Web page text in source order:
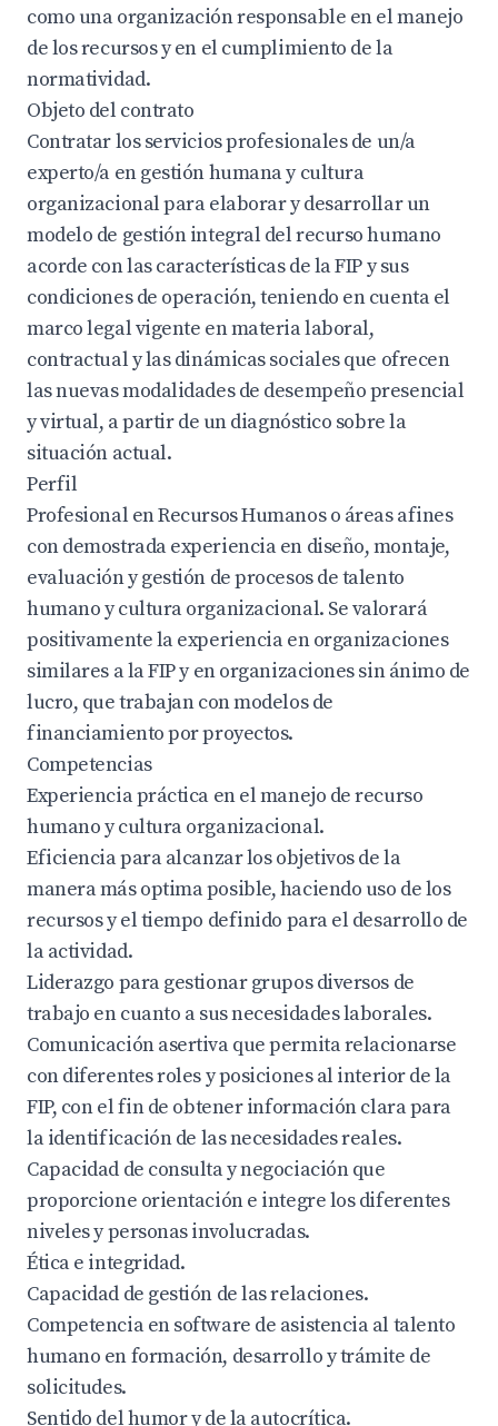
como una organización responsable en el manejo
de los recursos y en el cumplimiento de la
normatividad.
Objeto del contrato
Contratar los servicios profesionales de un/a
experto/a en gestión humana y cultura
organizacional para elaborar y desarrollar un
modelo de gestión integral del recurso humano
acorde con las características de la FIP y sus
condiciones de operación, teniendo en cuenta el
marco legal vigente en materia laboral,
contractual y las dinámicas sociales que ofrecen
las nuevas modalidades de desempeño presencial
y virtual, a partir de un diagnóstico sobre la
situación actual.
Perfil
Profesional en Recursos Humanos o áreas afines
con demostrada experiencia en diseño, montaje,
evaluación y gestión de procesos de talento
humano y cultura organizacional. Se valorará
positivamente la experiencia en organizaciones
similares a la FIP y en organizaciones sin ánimo de
lucro, que trabajan con modelos de
financiamiento por proyectos.
Competencias
Experiencia práctica en el manejo de recurso
humano y cultura organizacional.
Eficiencia para alcanzar los objetivos de la
manera más optima posible, haciendo uso de los
recursos y el tiempo definido para el desarrollo de
la actividad.
Liderazgo para gestionar grupos diversos de
trabajo en cuanto a sus necesidades laborales.
Comunicación asertiva que permita relacionarse
con diferentes roles y posiciones al interior de la
FIP, con el fin de obtener información clara para
la identificación de las necesidades reales.
Capacidad de consulta y negociación que
proporcione orientación e integre los diferentes
niveles y personas involucradas.
Ética e integridad.
Capacidad de gestión de las relaciones.
Competencia en software de asistencia al talento
humano en formación, desarrollo y trámite de
solicitudes.
Sentido del humor y de la autocrítica.